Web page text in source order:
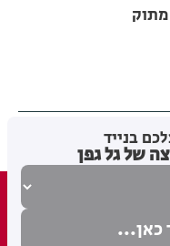
בנייד
של גל גפן